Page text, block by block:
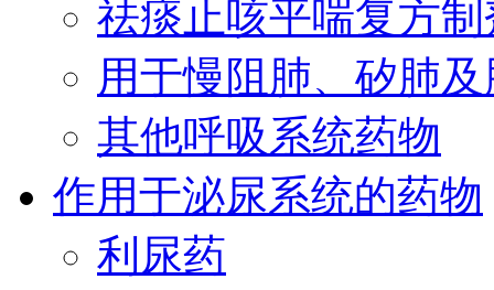
祛痰止咳平喘复方制
用于慢阻肺、矽肺
其他呼吸系统药物
作用于泌尿系统的药物
利尿药